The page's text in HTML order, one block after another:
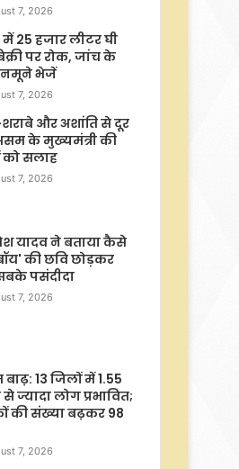
7, 2026
में 25 हजार लीटर घी
पर रोक, जांच के
नमूने भेजें
7, 2026
और अशांति से दूर
के मुख्यमंत्री की
को सलाह
7, 2026
यादव ने बताया कैसे
की छवि छोड़कर
पसंदीदा
7, 2026
13 जिलों में 1.55
ज्यादा लोग प्रभावित;
की संख्या बढ़कर 98
7, 2026